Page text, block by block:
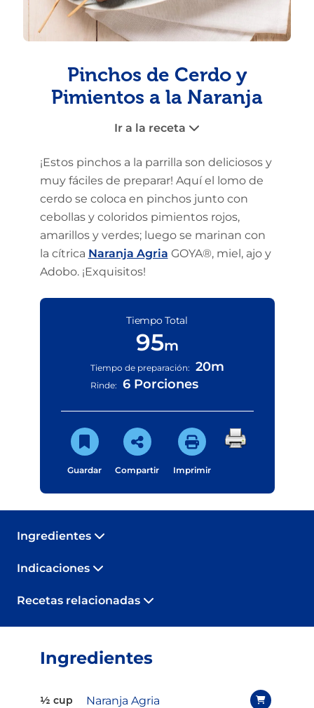
Pinchos de Cerdo y
Pimientos a la Naranja
Ir a la receta
¡Estos pinchos a la parrilla son deliciosos y
muy fáciles de preparar! Aquí el lomo de
cerdo se coloca en pinchos junto con
cebollas y coloridos pimientos rojos,
amarillos y verdes; luego se marinan con
la cítrica Naranja Agria GOYA®, miel, ajo y
Adobo. ¡Exquisitos!
Tiempo Total
95m
Tiempo de preparación: 20m
Rinde: 6 Porciones
Guardar Compartir Imprimir
Ingredientes
Indicaciones
Recetas relacionadas
Ingredientes
½ cup Naranja Agria